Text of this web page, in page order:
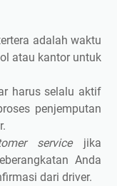
adalah waktu
atau kantor untuk
harus selalu aktif
penjemputan
servicejika
Anda
dari driver.